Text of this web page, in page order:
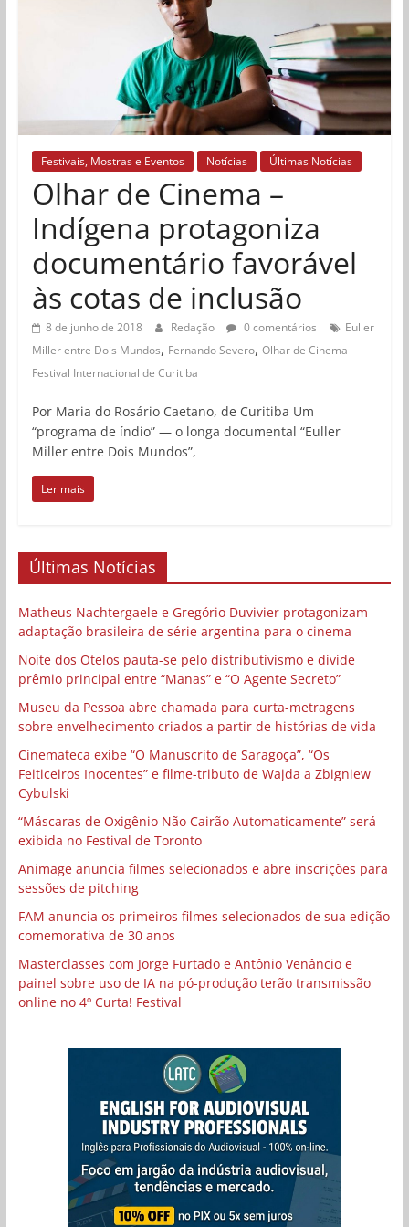
Festivais, Mostras e Eventos Notícias Últimas Notícias
Olhar de Cinema –
Indígena protagoniza
documentário favorável
às cotas de inclusão
8 de junho de 2018 Redação 0 comentários
Euller
Miller entre Dois Mundos, Fernando Severo, Olhar de Cinema –
Festival Internacional de Curitiba
Por Maria do Rosário Caetano, de Curitiba Um
“programa de índio” — o longa documental “Euller
Miller entre Dois Mundos”,
Ler mais
Últimas Notícias
Matheus Nachtergaele e Gregório Duvivier protagonizam
adaptação brasileira de série argentina para o cinema
Noite dos Otelos pauta-se pelo distributivismo e divide
prêmio principal entre “Manas” e “O Agente Secreto”
Museu da Pessoa abre chamada para curta-metragens
sobre envelhecimento criados a partir de histórias de vida
Cinemateca exibe “O Manuscrito de Saragoça”, “Os
Feiticeiros Inocentes” e filme-tributo de Wajda a Zbigniew
Cybulski
“Máscaras de Oxigênio Não Cairão Automaticamente” será
exibida no Festival de Toronto
Animage anuncia filmes selecionados e abre inscrições para
sessões de pitching
FAM anuncia os primeiros filmes selecionados de sua edição
comemorativa de 30 anos
Masterclasses com Jorge Furtado e Antônio Venâncio e
painel sobre uso de IA na pó-produção terão transmissão
online no 4º Curta! Festival